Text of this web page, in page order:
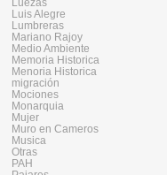
Luis Alegre
Lumbreras
Mariano Rajoy
Medio Ambiente
Memoria Historica
Menoria Historica
migración
Mociones
Monarquia
Mujer
Muro en Cameros
Musica
Otras
PAH